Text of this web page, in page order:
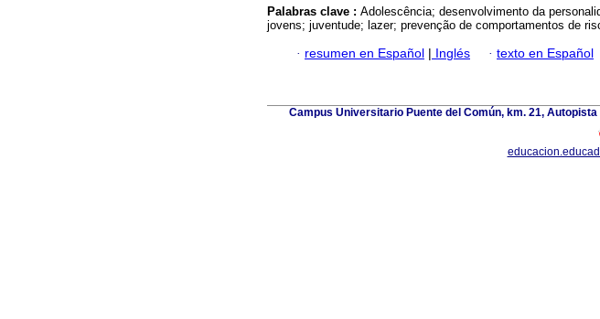
Palabras clave : Adolescência; desenvolvimento da
jovens; juventude; lazer; prevenção de comportamentos de
· resumen en Español | Inglés · texto en Español
Campus Universitario Puente del Común, km. 21, Autopista